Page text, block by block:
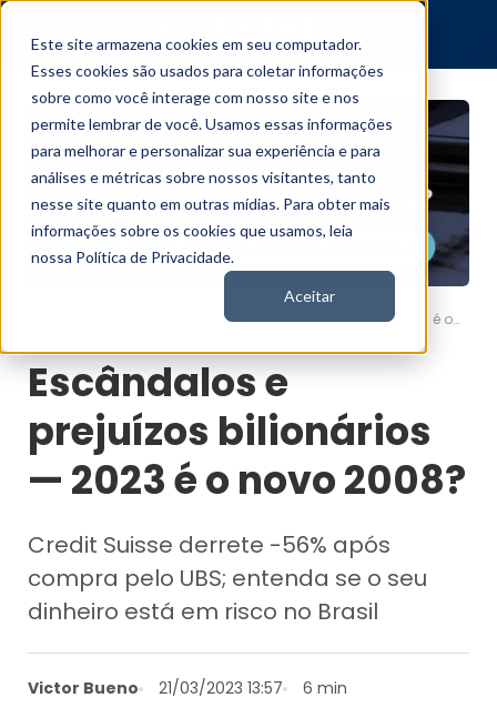
Este site armazena cookies em seu computador.
Esses cookies são usados para coletar informações
sobre como você interage com nosso site e nos
permite lembrar de você. Usamos essas informações
para melhorar e personalizar sua experiência e para
análises e métricas sobre nossos visitantes, tanto
nesse site quanto em outras mídias. Para obter mais
informações sobre os cookies que usamos, leia
nossa Política de Privacidade.
Aceitar
Escândalos e prejuízos bilionários — 2023 é o novo 2008?
Escândalos e
prejuízos bilionários
— 2023 é o novo 2008?
Credit Suisse derrete -56% após
compra pelo UBS; entenda se o seu
dinheiro está em risco no Brasil
Victor Bueno 21/03/2023 13:57 6 min